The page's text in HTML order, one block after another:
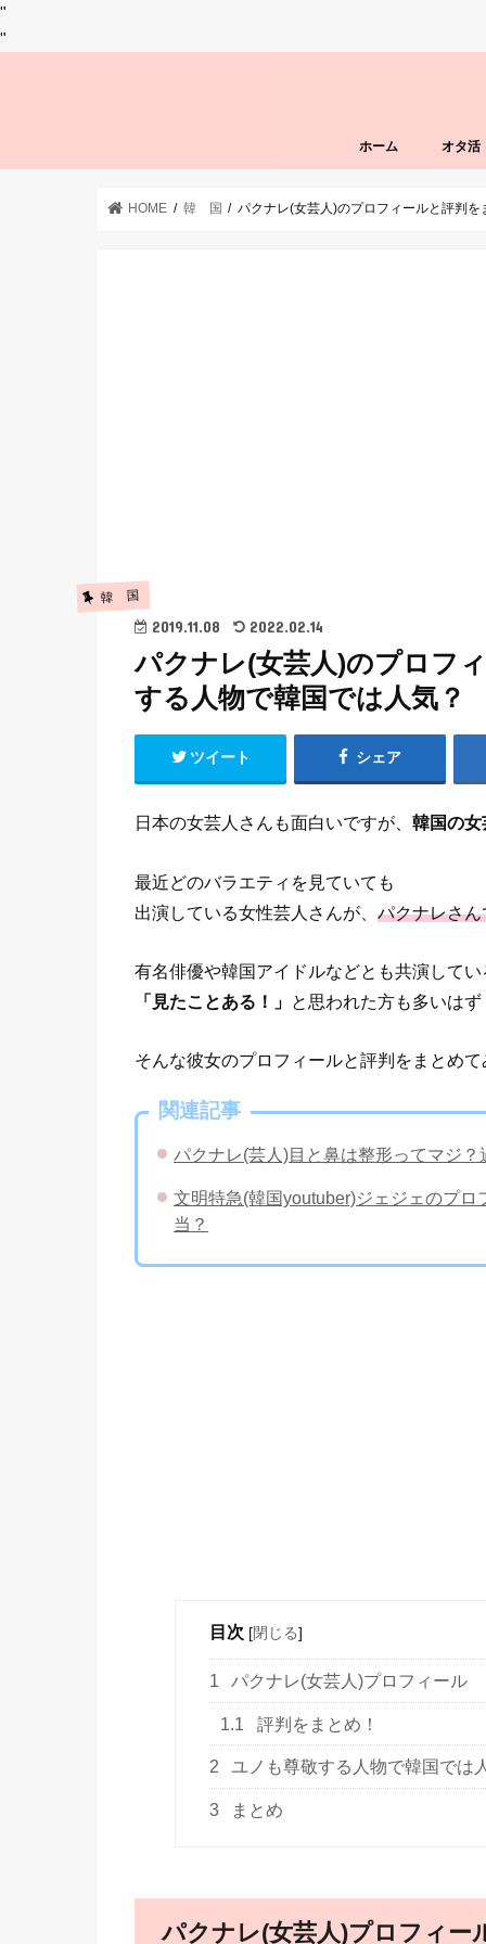
"
"
ホーム オタ活
HOME 韓 国 パクナレ(女芸人)のプロフィールと評判
韓 国
2019.11.08 2022.02.14
パクナレ(女芸人)のプロフ
する人物で韓国では人気？
ツイート シェア
日本の女芸人さんも面白いですが、 韓国の
最近どのバラエティを見ていても
出演している女性芸人さんが、 パクナレさん
有名俳優や韓国アイドルなどとも共演してい
「見たことある！」 と思われた方も多いはず
そんな彼女のプロフィールと評判をまとめ
関連記事
パクナレ(芸人)目と鼻は整形ってマジ
文明特急(韓国youtuber)ジェジェのプ
当？
目次 [閉じる]
1 パクナレ(女芸人)プロフィール
1.1 評判をまとめ！
2 ユノも尊敬する人物で韓国では
3 まとめ
パクナレ(女芸人)プロフィー